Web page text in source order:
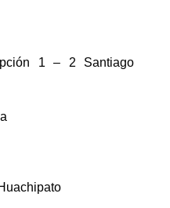
1 – 2 Santiago